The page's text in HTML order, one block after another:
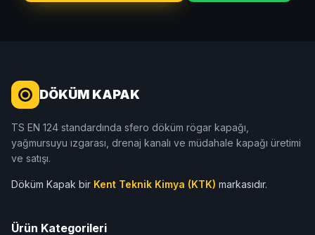
DÖKÜM KAPAK
TS EN 124 standardında sfero döküm rögar kapağı,
yağmursuyu ızgarası, drenaj kanalı ve müdahale kapağı üretimi
ve satışı.
Döküm Kapak bir Kent Teknik Kimya (KTK) markasıdır.
Ürün Kategorileri